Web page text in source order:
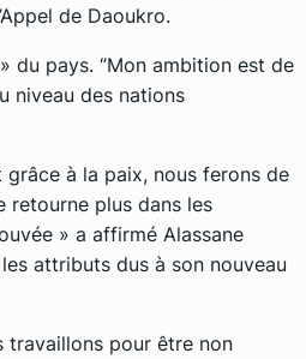
de Daoukro.
du pays. ‘’Mon ambition est de
niveau des nations
grâce à la paix, nous ferons de
retourne plus dans les
» a affirmé Alassane
attributs dus à son nouveau
travaillons pour être non